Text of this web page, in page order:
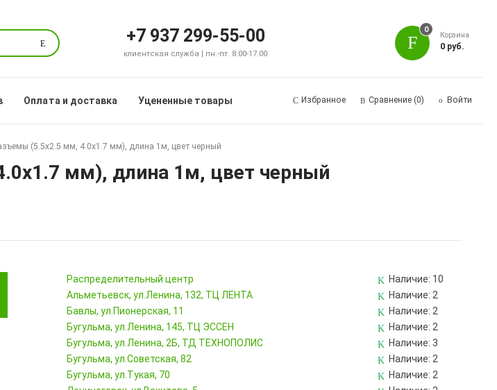
Поиск +7 937 299-55-00
клиентская служба | пн.-пт. 8:00-17:00
0
Корзина
0 руб.
Оплата и доставка Уцененные товары Избранное Сравнение (0) Войти
(5.5x2.5 мм, 4.0x1.7 мм), длина 1м, цвет черный
мм), длина 1м, цвет черный
Pаспределительный центр Наличие: 10
Альметьевск, ул.Ленина, 132, ТЦ ЛЕНТА
Наличие: 2
Бавлы, ул.Пионерская, 11
Наличие: 2
Бугульма, ул.Ленина, 145, ТЦ ЭССЕН
Наличие: 2
Бугульма, ул.Ленина, 2Б, ТД ТЕХНОПОЛИС
Наличие: 3
Бугульма, ул.Советская, 82
Наличие: 2
Бугульма, ул.Тукая, 70
Наличие: 2